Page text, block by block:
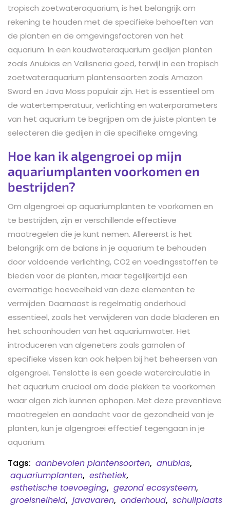
tropisch zoetwateraquarium, is het belangrijk om
rekening te houden met de specifieke behoeften van
de planten en de omgevingsfactoren van het
aquarium. In een koudwateraquarium gedijen planten
zoals Anubias en Vallisneria goed, terwijl in een tropisch
zoetwateraquarium plantensoorten zoals Amazon
Sword en Java Moss populair zijn. Het is essentieel om
de watertemperatuur, verlichting en waterparameters
van het aquarium te begrijpen om de juiste planten te
selecteren die gedijen in die specifieke omgeving.
Hoe kan ik algengroei op mijn
aquariumplanten voorkomen en
bestrijden?
Om algengroei op aquariumplanten te voorkomen en
te bestrijden, zijn er verschillende effectieve
maatregelen die je kunt nemen. Allereerst is het
belangrijk om de balans in je aquarium te behouden
door voldoende verlichting, CO2 en voedingsstoffen te
bieden voor de planten, maar tegelijkertijd een
overmatige hoeveelheid van deze elementen te
vermijden. Daarnaast is regelmatig onderhoud
essentieel, zoals het verwijderen van dode bladeren en
het schoonhouden van het aquariumwater. Het
introduceren van algeneters zoals garnalen of
specifieke vissen kan ook helpen bij het beheersen van
algengroei. Tenslotte is een goede watercirculatie in
het aquarium cruciaal om dode plekken te voorkomen
waar algen zich kunnen ophopen. Met deze preventieve
maatregelen en aandacht voor de gezondheid van je
planten, kun je algengroei effectief tegengaan in je
aquarium.
Tags: aanbevolen plantensoorten, anubias,
aquariumplanten, esthetiek,
esthetische toevoeging, gezond ecosysteem,
groeisnelheid, javavaren, onderhoud, schuilplaats